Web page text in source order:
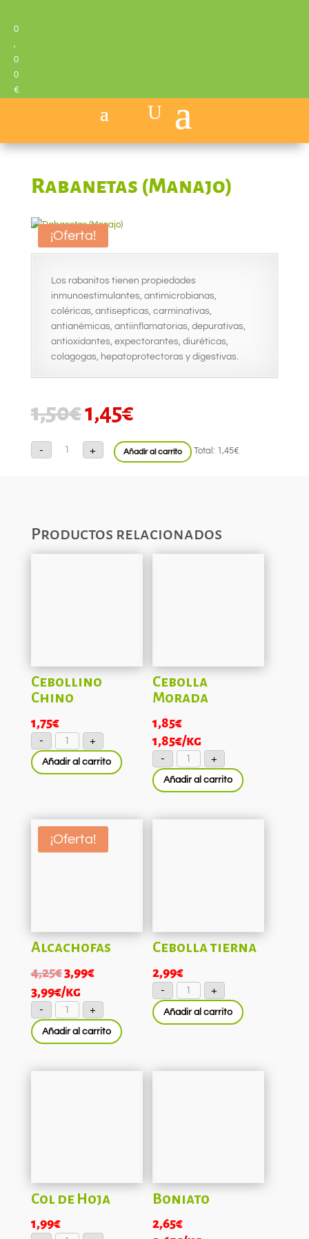
0
,
0
0
€
Rabanetas (Manajo)
¡Oferta!
Los rabanitos tienen propiedades
inmunoestimulantes, antimicrobianas,
coléricas, antisepticas, carminativas,
antianémicas, antiinflamatorias, depurativas,
antioxidantes, expectorantes, diuréticas,
colagogas, hepatoprotectoras y digestivas.
1,50€EL
PRECIO
ORIGINAL
ERA:
1,45€EL
PRECIO
ACTUAL
ES:
-
Rabanetas
(Manajo)
+ Añadir al carrito Total: 1,45€
Productos relacionados
Cebollino
Chino
1,75€
-
Cebollino
Chino
cantidad
+
Añadir al carrito
Cebolla
Morada
1,85€
1,85€/kg
-
Cebolla
Morada
cantidad
+
Añadir al carrito
¡Oferta!
Alcachofas
4,25€El
precio
original
era:
4,25€.
3,99€El
actual
es:
3,99€.
3,99€/kg
-
Alcachofas
cantidad+
Añadir al carrito
Cebolla tierna
2,99€
-
Cebolla
tierna
cantidad
+
Añadir al carrito
Col de Hoja
1,99€
Col
Boniato
2,65€